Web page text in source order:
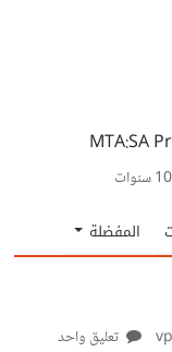
MTA:SA
10 سنوات
المفضلة
تعليق واحد